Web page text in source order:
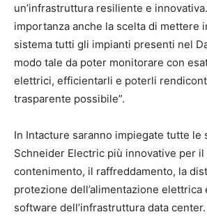
un’infrastruttura resiliente e
importanza anche la scelta di mettere
sistema tutti gli impianti presenti nel
modo tale da poter monitorare con
elettrici, efficientarli e poterli
trasparente possibile”.
In Intacture saranno impiegate tutte le
Schneider Electric più innovative per
contenimento, il raffreddamento, la
protezione dell’alimentazione elettrica
software dell’infrastruttura data center.